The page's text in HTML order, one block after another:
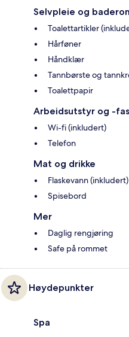
Selvpleie og
Toalettartikler
Hårføner
Håndklær
Tannbørste og
Toalettpapir
Arbeidsutstyr og -
Wi-fi (inkludert)
Telefon
Mat og drikke
Flaskevann (inkludert)
Spisebord
Mer
Daglig rengjøring
Safe på rommet
Høydepunkter
Spa